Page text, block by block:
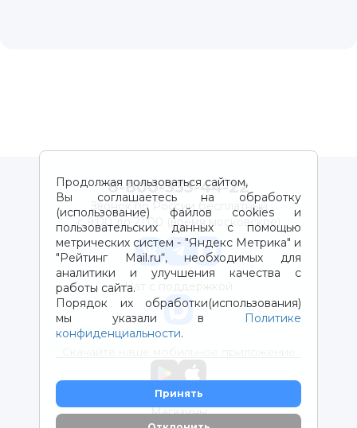
Продолжая пользоваться сайтом,
Вы соглашаетесь на обработку
(использование) файлов cookies и
пользовательских данных с помощью
метрических систем - "Яндекс Метрика" и
"Рейтинг Mail.ru“, необходимых для
аналитики и улучшения качества с
работы сайта.
Порядок их обработки(использования)
мы указали в
Политике
конфиденциальности.
Принять
8-800-333-44-22
Звонок по России бесплатный
с 9:00 до 21:00 (время московское)
Чат с поддержкой
Магазины